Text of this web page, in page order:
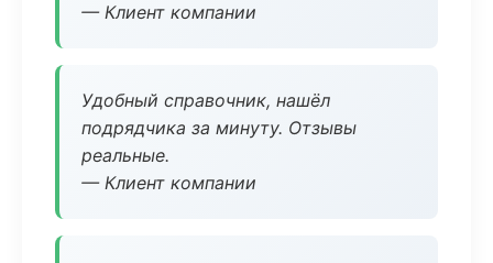
— Клиент компании
Удобный справочник, нашёл
подрядчика за минуту. Отзывы
реальные.
— Клиент компании